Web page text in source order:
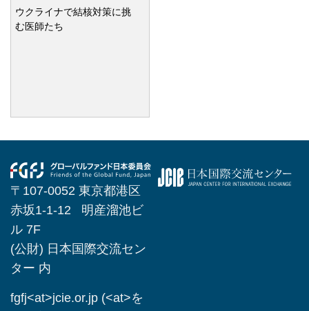
ウクライナで結核対策に挑
む医師たち
〒107-0052 東京都港区
赤坂1-1-12 明産溜池ビ
ル 7F
(公財) 日本国際交流セン
ター 内
fgfj<at>jcie.or.jp (<at>を